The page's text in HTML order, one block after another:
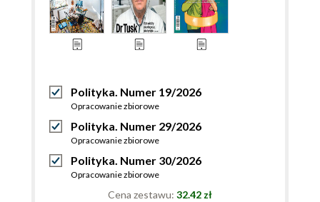
Polityka. Numer 19/2026
Opracowanie zbiorowe
Polityka. Numer 29/2026
Opracowanie zbiorowe
Polityka. Numer 30/2026
Opracowanie zbiorowe
Cena zestawu: 32.42 zł